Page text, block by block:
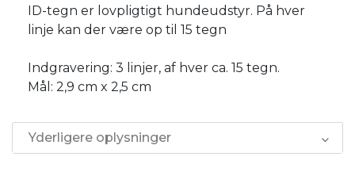
ID-tegn er lovpligtigt hundeudstyr. På hver
linje kan der være op til 15 tegn
Indgravering: 3 linjer, af hver ca. 15 tegn.
Mål: 2,9 cm x 2,5 cm
Yderligere oplysninger